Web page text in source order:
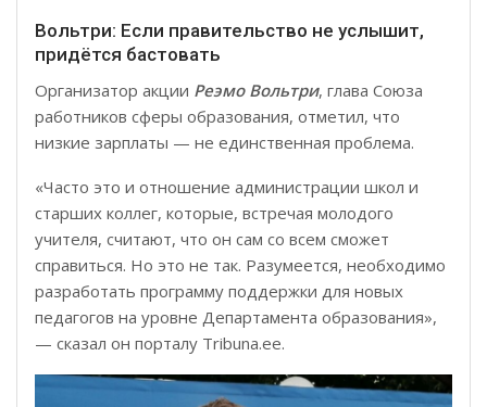
Вольтри: Если правительство не услышит,
придётся бастовать
Организатор акции Реэмо Вольтри, глава Союза
работников сферы образования, отметил, что
низкие зарплаты — не единственная проблема.
«Часто это и отношение администрации школ и
старших коллег, которые, встречая молодого
учителя, считают, что он сам со всем сможет
справиться. Но это не так. Разумеется, необходимо
разработать программу поддержки для новых
педагогов на уровне Департамента образования»,
— сказал он порталу Tribuna.ee.